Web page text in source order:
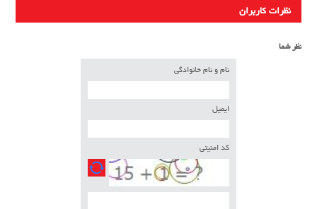
نظرات کاربران
نظر شما
نام و نام خانوادگی
ایمیل
کد امنیتی